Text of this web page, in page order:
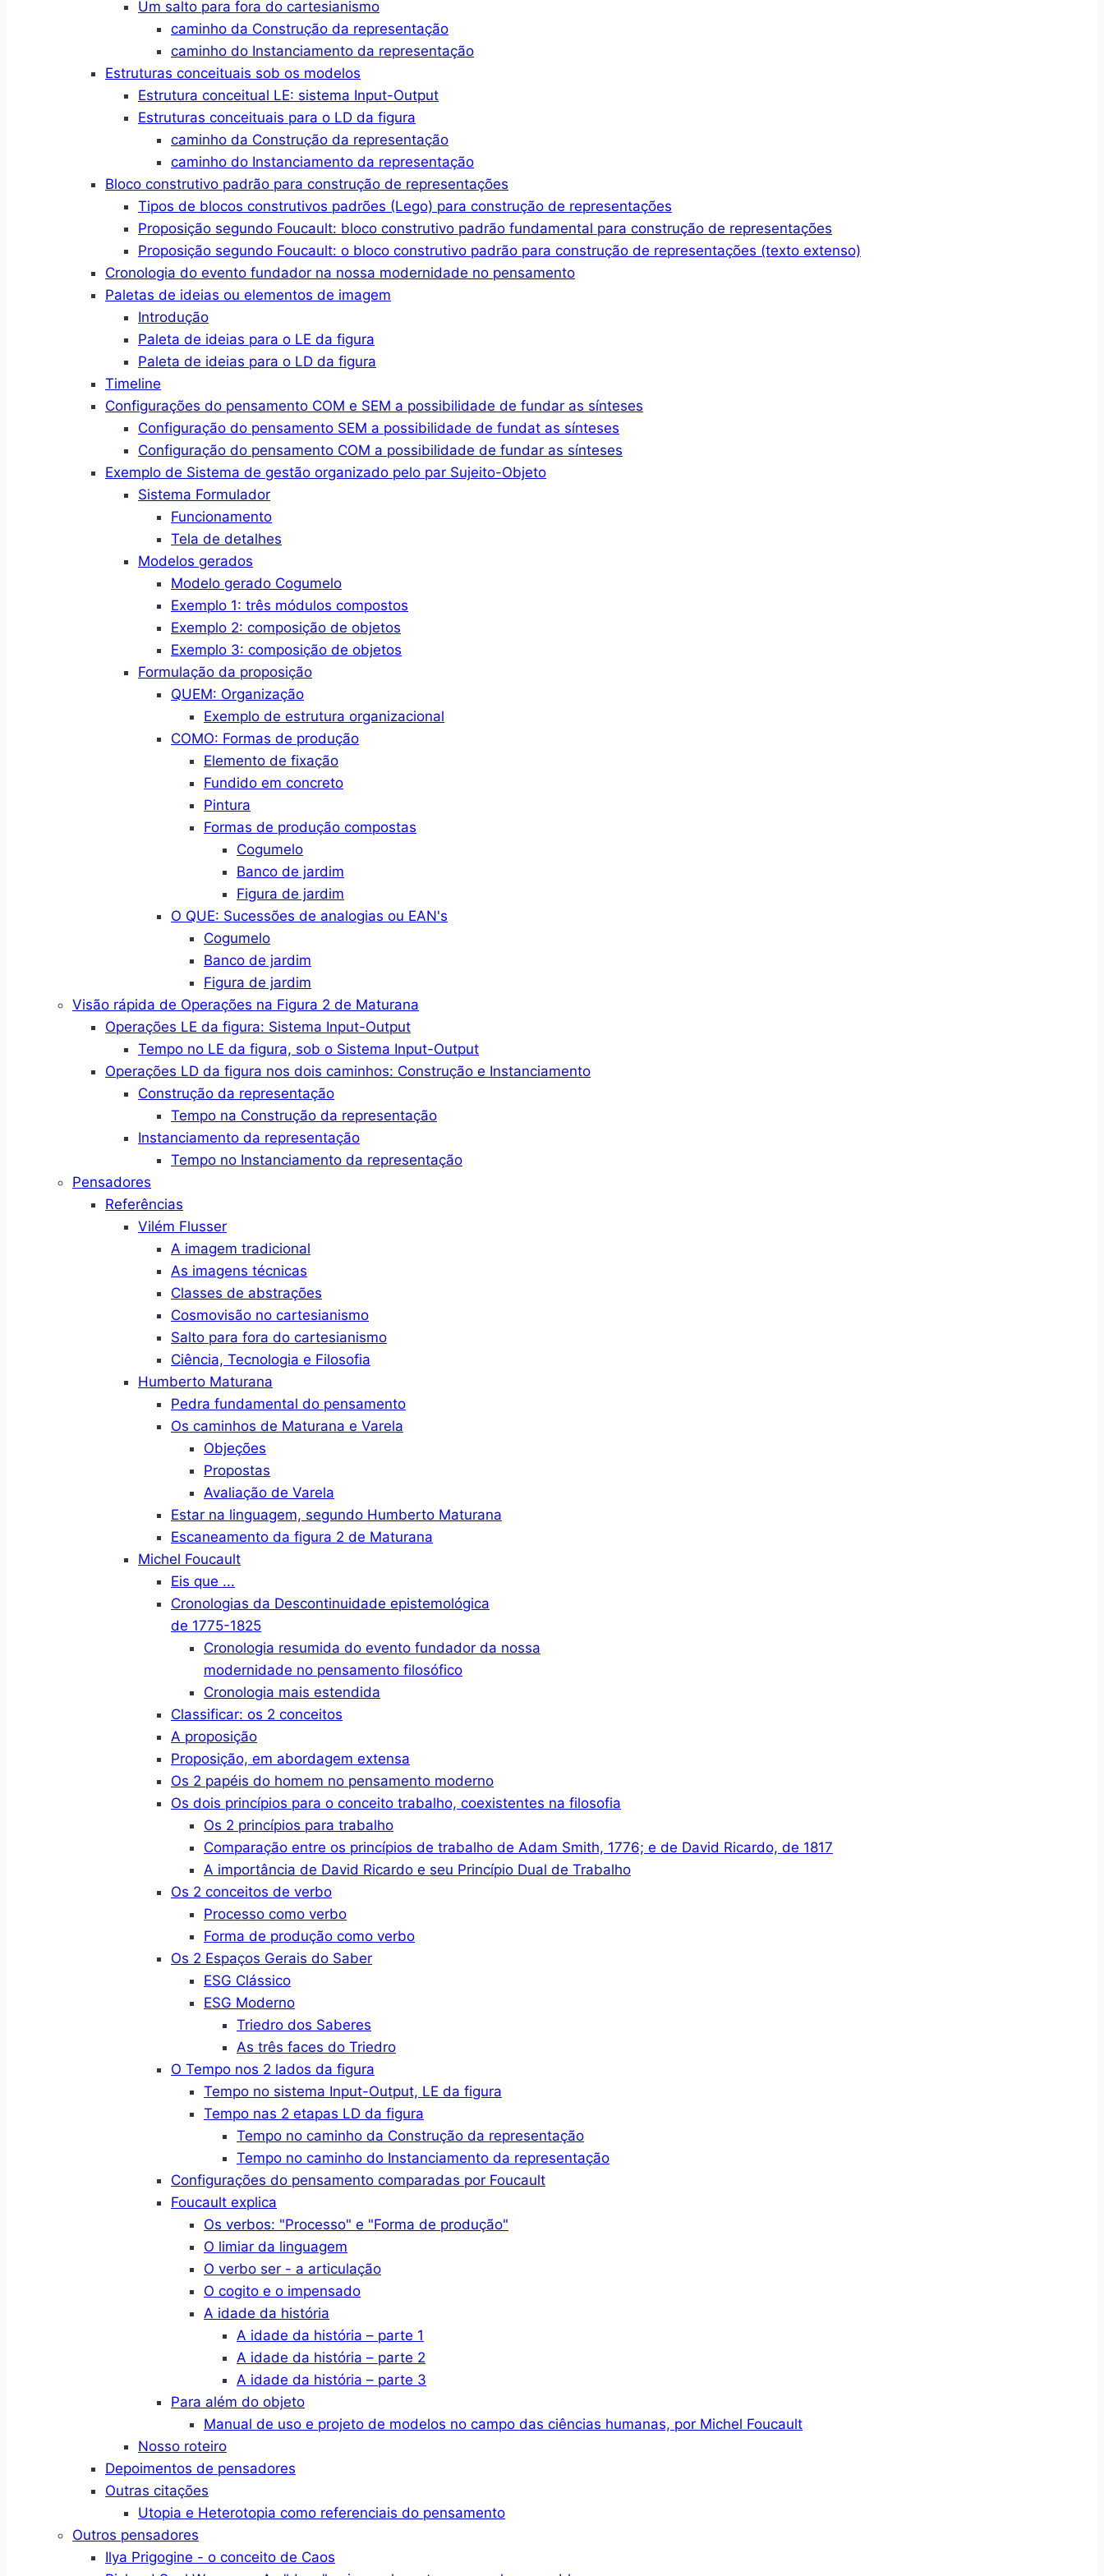
Um salto para fora do cartesianismo
caminho da Construção da representação
caminho do Instanciamento da representação
Estruturas conceituais sob os modelos
Estrutura conceitual LE: sistema Input-Output
Estruturas conceituais para o LD da figura
caminho da Construção da representação
caminho do Instanciamento da representação
Bloco construtivo padrão para construção de representações
Tipos de blocos construtivos padrões (Lego) para construção de representações
Proposição segundo Foucault: bloco construtivo padrão fundamental para construção de representações
Proposição segundo Foucault: o bloco construtivo padrão para construção de representações (texto extenso)
Cronologia do evento fundador na nossa modernidade no pensamento
Paletas de ideias ou elementos de imagem
Introdução
Paleta de ideias para o LE da figura
Paleta de ideias para o LD da figura
Timeline
Configurações do pensamento COM e SEM a possibilidade de fundar as sínteses
Configuração do pensamento SEM a possibilidade de fundat as sínteses
Configuração do pensamento COM a possibilidade de fundar as sínteses
Exemplo de Sistema de gestão organizado pelo par Sujeito-Objeto
Sistema Formulador
Funcionamento
Tela de detalhes
Modelos gerados
Modelo gerado Cogumelo
Exemplo 1: três módulos compostos
Exemplo 2: composição de objetos
Exemplo 3: composição de objetos
Formulação da proposição
QUEM: Organização
Exemplo de estrutura organizacional
COMO: Formas de produção
Elemento de fixação
Fundido em concreto
Pintura
Formas de produção compostas
Cogumelo
Banco de jardim
Figura de jardim
O QUE: Sucessões de analogias ou EAN's
Cogumelo
Banco de jardim
Figura de jardim
Visão rápida de Operações na Figura 2 de Maturana
Operações LE da figura: Sistema Input-Output
Tempo no LE da figura, sob o Sistema Input-Output
Operações LD da figura nos dois caminhos: Construção e Instanciamento
Construção da representação
Tempo na Construção da representação
Instanciamento da representação
Tempo no Instanciamento da representação
Pensadores
Referências
Vilém Flusser
A imagem tradicional
As imagens técnicas
Classes de abstrações
Cosmovisão no cartesianismo
Salto para fora do cartesianismo
Ciência, Tecnologia e Filosofia
Humberto Maturana
Pedra fundamental do pensamento
Os caminhos de Maturana e Varela
Objeções
Propostas
Avaliação de Varela
Estar na linguagem, segundo Humberto Maturana
Escaneamento da figura 2 de Maturana
Michel Foucault
Eis que ...
Cronologias da Descontinuidade epistemológica
de 1775-1825
Cronologia resumida do evento fundador da nossa
modernidade no pensamento filosófico
Cronologia mais estendida
Classificar: os 2 conceitos
A proposição
Proposição, em abordagem extensa
Os 2 papéis do homem no pensamento moderno
Os dois princípios para o conceito trabalho, coexistentes na filosofia
Os 2 princípios para trabalho
Comparação entre os princípios de trabalho de Adam Smith, 1776; e de David Ricardo, de 1817
A importância de David Ricardo e seu Princípio Dual de Trabalho
Os 2 conceitos de verbo
Processo como verbo
Forma de produção como verbo
Os 2 Espaços Gerais do Saber
ESG Clássico
ESG Moderno
Triedro dos Saberes
As três faces do Triedro
O Tempo nos 2 lados da figura
Tempo no sistema Input-Output, LE da figura
Tempo nas 2 etapas LD da figura
Tempo no caminho da Construção da representação
Tempo no caminho do Instanciamento da representação
Configurações do pensamento comparadas por Foucault
Foucault explica
Os verbos: "Processo" e "Forma de produção"
O limiar da linguagem
O verbo ser - a articulação
O cogito e o impensado
A idade da história
A idade da história – parte 1
A idade da história – parte 2
A idade da história – parte 3
Para além do objeto
Manual de uso e projeto de modelos no campo das ciências humanas, por Michel Foucault
Nosso roteiro
Depoimentos de pensadores
Outras citações
Utopia e Heterotopia como referenciais do pensamento
Outros pensadores
Ilya Prigogine - o conceito de Caos